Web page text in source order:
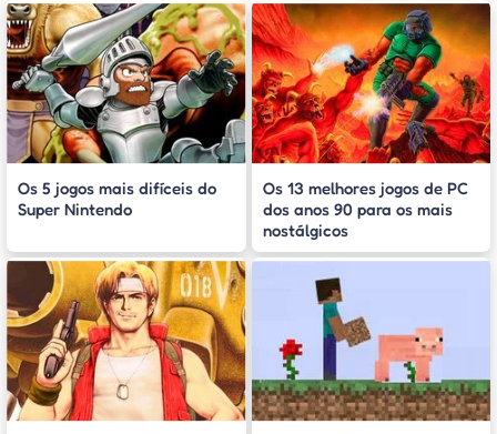
Os 5 jogos mais difíceis do
Super Nintendo
Os 13 melhores jogos de PC
dos anos 90 para os mais
nostálgicos